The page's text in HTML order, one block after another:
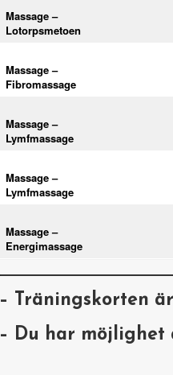
Massage –
Lotorpsmetoen
Massage –
Fibromassage
Massage –
Lymfmassage
Massage –
Lymfmassage
Massage –
Energimassage
– Träningskorten
– Du har